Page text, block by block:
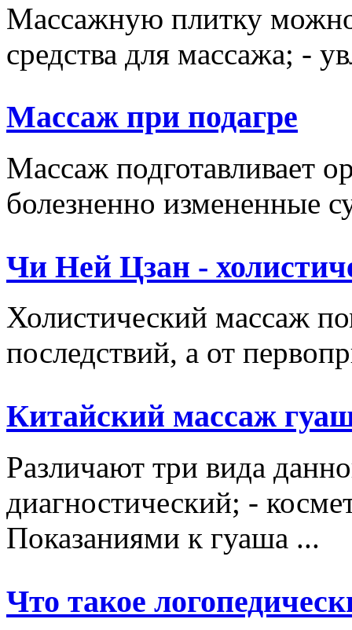
Массажную плитку можно
средства для массажа; -
Массаж при подагре
Массаж подготавливает
болезненно измененные
Чи Ней Цзан -
Холистический массаж
последствий, а от
Китайский массаж
Различают три вида
диагностический; -
Показаниями к гуаша ...
Что такое